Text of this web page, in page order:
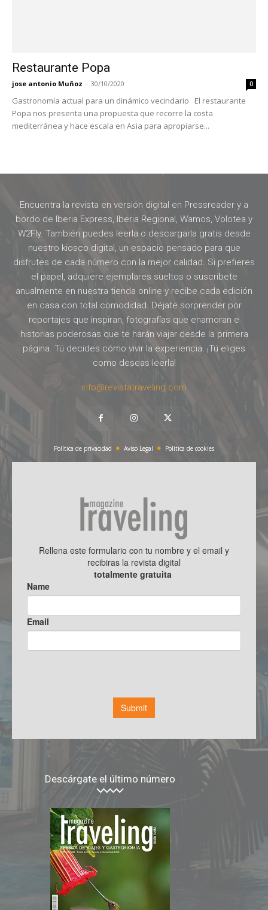
Restaurante Popa
jose antonio Muñoz - 30/10/2020 0
Gastronomía actual para un dinámico vecindario El restaurante
Popa nos presenta una propuesta que recorre la costa
mediterránea y hace escala en Asia para apropiarse...
Encuentra la revista en versión digital en Pressreader y a
bordo de Iberia Express, Iberia Regional, Wamos, Volotea y
W2Fly. También puedes leerla o descargarla gratis desde
nuestro kiosco digital, un espacio pensado para que
disfrutes de cada número con la mejor calidad. Si prefieres
el papel, adquiere ejemplares sueltos o suscríbete
anualmente en nuestra tienda online y recibe cada edición
en casa con total comodidad. Déjate sorprender por
reportajes que inspiran, fotografías que enamoran e
historias poderosas que te harán viajar desde la primera
página. Tú decides cómo vivir la experiencia. ¡Tú eliges
como deseas leerla!
info@revistatraveling.com
Política de privacidad Aviso Legal Política de cookies
Descárgate el último número